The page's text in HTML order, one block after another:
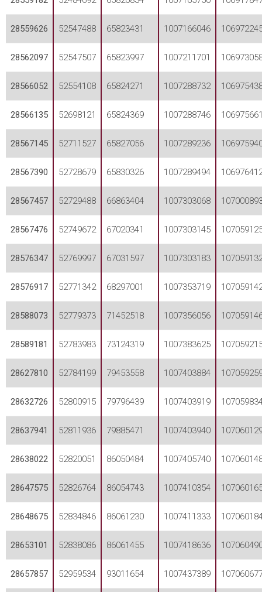
28559626 52547488 65823431 1007166046
28562097 52547507 65823997 1007211701
28566052 52554108 65824271 1007288732
28566135 52698121 65824369 1007288746
28567145 52711527 65827056 1007289236
28567390 52728679 65830326 1007289494
28567457 52729488 66863404 1007303068
28567476 52749672 67020341 1007303145
28576347 52769997 67031597 1007303183
28576917 52771342 68297001 1007353719
28588073 52779373 71452518 1007356056
28589181 52783983 73124319 1007383625
28627810 52784199 79453558 1007403884
28632726 52800915 79796439 1007403919
28637941 52811936 79885471 1007403940
28638022 52820051 86050484 1007405740
28647575 52826764 86054743 1007410354
28648675 52834846 86061230 1007411333
28653101 52838086 86061455 1007418636
28657857 52959534 93011654 1007437389